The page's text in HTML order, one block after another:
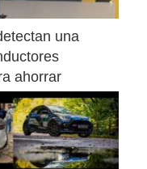
una
ahorrar